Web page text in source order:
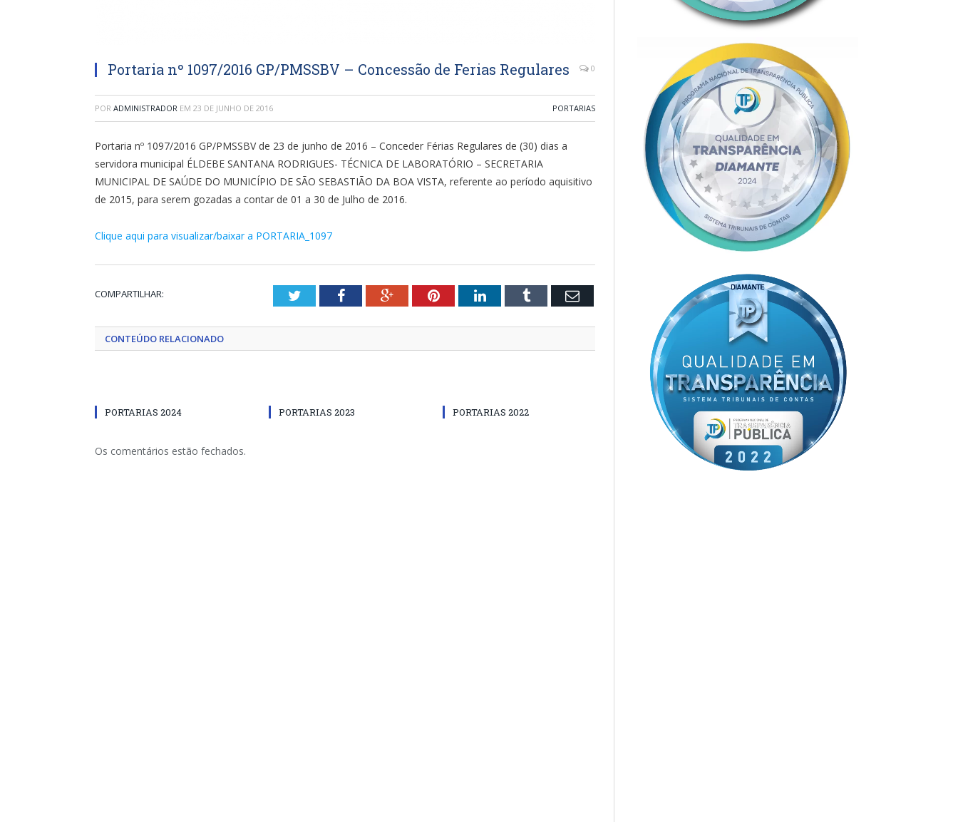
Portaria nº 1097/2016 GP/PMSSBV – Concessão de Ferias Regulares 0
POR ADMINISTRADOR EM 23 DE JUNHO DE 2016 PORTARIAS
Portaria nº 1097/2016 GP/PMSSBV de 23 de junho de 2016 – Conceder Férias Regulares de (30) dias a
servidora municipal ÉLDEBE SANTANA RODRIGUES- TÉCNICA DE LABORATÓRIO – SECRETARIA
MUNICIPAL DE SAÚDE DO MUNICÍPIO DE SÃO SEBASTIÃO DA BOA VISTA, referente ao período aquisitivo
de 2015, para serem gozadas a contar de 01 a 30 de Julho de 2016.
Clique aqui para visualizar/baixar a PORTARIA_1097
COMPARTILHAR: TwitterFacebookGoogle+PinterestLinkedInTumblr Email
CONTEÚDO RELACIONADO
PORTARIAS 2024 PORTARIAS 2023 PORTARIAS 2022
Os comentários estão fechados.